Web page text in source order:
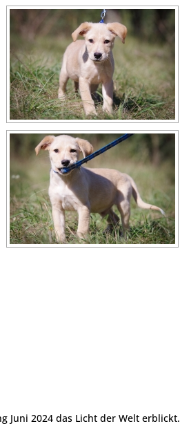
Juni 2024 das Licht der Welt erblickt.